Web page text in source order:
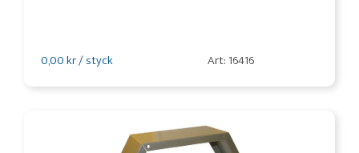
0,00 kr / styck Art: 16416